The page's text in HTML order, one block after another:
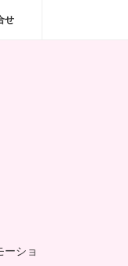
せ
ーショ